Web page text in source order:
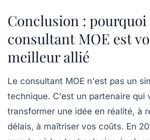
Conclusion : pourquoi
consultant MOE est
meilleur allié
Le consultant MOE n'est pas un
technique. C'est un partenaire qui
transformer une idée en réalité, à
délais, à maîtriser vos coûts. En